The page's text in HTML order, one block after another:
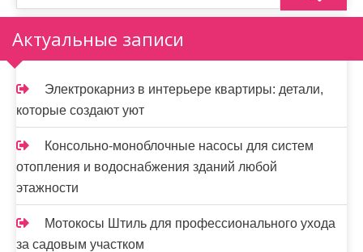
Актуальные записи
Электрокарниз в интерьере квартиры: детали,
которые создают уют
Консольно-моноблочные насосы для систем
отопления и водоснабжения зданий любой
этажности
Мотокосы Штиль для профессионального ухода
за садовым участком